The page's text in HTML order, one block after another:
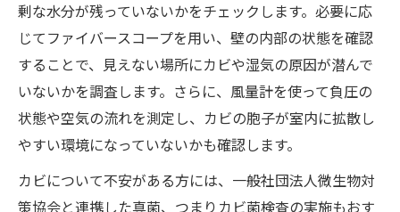
剰な水分が残っていないかをチェックします。必要に応
じてファイバースコープを用い、壁の内部の状態を確認
することで、見えない場所にカビや湿気の原因が潜んで
いないかを調査します。さらに、風量計を使って負圧の
状態や空気の流れを測定し、カビの胞子が室内に拡散し
やすい環境になっていないかも確認します。
カビについて不安がある方には、一般社団法人微生物対